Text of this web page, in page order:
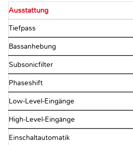
Ausstattung
Tiefpass
Bassanhebung
Subsonicfilter
Phaseshift
Low-Level-Eingänge
High-Level-Eingänge
Einschaltautomatik